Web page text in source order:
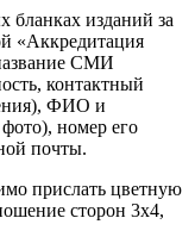
бланках изданий за
«Аккредитация
СМИ
контактный
ФИО и
номер его
почты.
прислать цветную
сторон 3х4,